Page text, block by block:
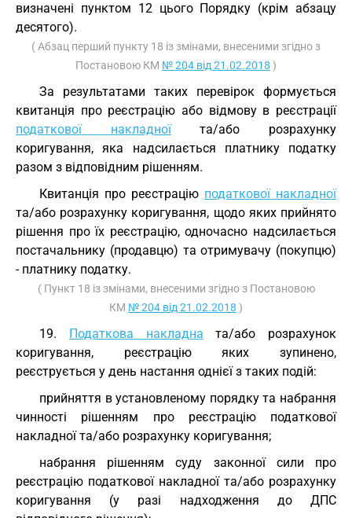
визначені пунктом 12 цього Порядку (крім абзацу
десятого).
( Абзац перший пункту 18 із змінами, внесеними згідно з
Постановою КМ № 204 від 21.02.2018 )
За результатами таких перевірок формується
квитанція про реєстрацію або відмову в реєстрації
податкової накладноїта/або розрахунку
коригування, яка надсилається платнику податку
разом з відповідним рішенням.
Квитанція про реєстрацію податкової накладної
та/або розрахунку коригування, щодо яких прийнято
рішення про їх реєстрацію, одночасно надсилається
постачальнику (продавцю) та отримувачу (покупцю)
- платнику податку.
( Пункт 18 із змінами, внесеними згідно з Постановою
КМ № 204 від 21.02.2018 )
19. Податкова накладна та/або розрахунок
коригування, реєстрацію яких зупинено,
реєструється у день настання однієї з таких подій:
прийняття в установленому порядку та набрання
чинності рішенням про реєстрацію податкової
накладної та/або розрахунку коригування;
набрання рішенням суду законної сили про
реєстрацію податкової накладної та/або розрахунку
коригування (у разі надходження до ДПС